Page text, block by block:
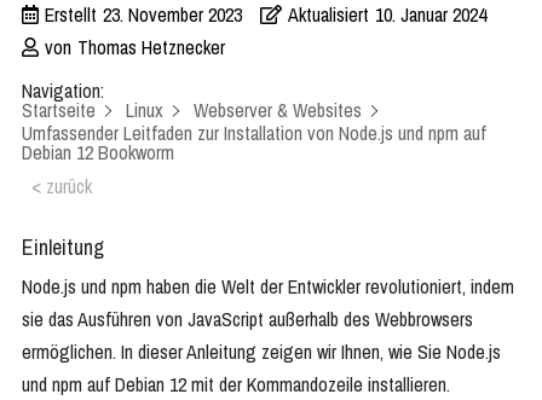
Erstellt 23. November 2023 Aktualisiert 10. Januar 2024
von Thomas Hetznecker
Navigation:
Startseite Linux
Webserver & Websites
Umfassender Leitfaden zur Installation von Node.js und npm auf
Debian 12 Bookworm
< zurück
Einleitung
Node.js und npm haben die Welt der Entwickler revolutioniert, indem
sie das Ausführen von JavaScript außerhalb des Webbrowsers
ermöglichen. In dieser Anleitung zeigen wir Ihnen, wie Sie Node.js
und npm auf Debian 12 mit der Kommandozeile installieren.